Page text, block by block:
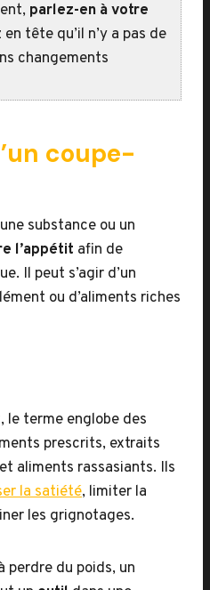
parlez-en à votre
tête qu’il n’y a pas de
changements
coupe-
substance ou un
l’appétit afin de
Il peut s’agir d’un
ou d’aliments riches
le terme englobe des
prescrits, extraits
aliments rassasiants. Ils
la satiété, limiter la
les grignotages.
perdre du poids, un